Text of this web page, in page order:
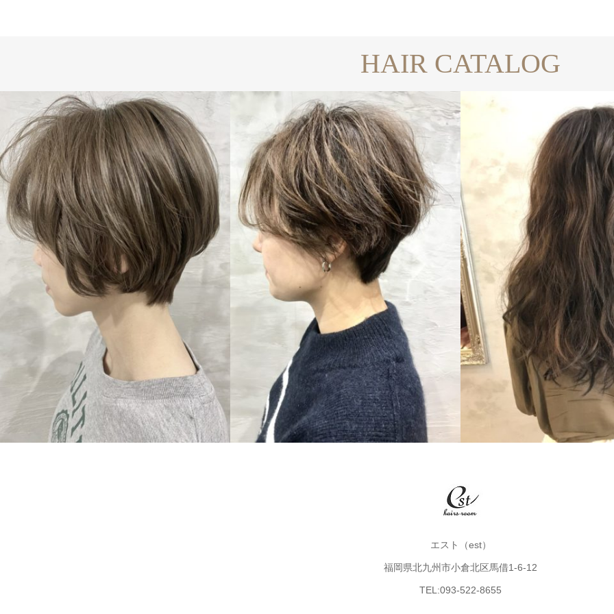
HAIR CATALOG
SHORT
SHORT
LONG
エスト（est）
福岡県北九州市小倉北区馬借1-6-12
TEL:093-522-8655